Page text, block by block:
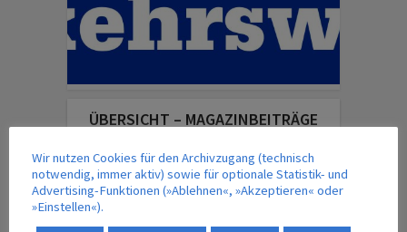
ÜBERSICHT – MAGAZINBEITRÄGE
Wir nutzen Cookies für den Archivzugang (technisch
notwendig, immer aktiv) sowie für optionale Statistik- und
Advertising-Funktionen (»Ablehnen«, »Akzeptieren« oder
»Einstellen«).